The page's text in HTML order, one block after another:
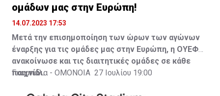
ομάδων μας στην Ευρώπη!
14.07.2023 17:53
Μετά την επισημοποίηση των ώρων των αγώνων
έναρξης για τις ομάδες μας στην Ευρώπη, η ΟΥΕΦΑ
ανακοίνωσε και τις διαιτητικές ομάδες σε κάθε
παιχνίδι.
Γκαμπάλα - ΟΜΟΝΟΙΑ 27 Ιουλίου 19:00